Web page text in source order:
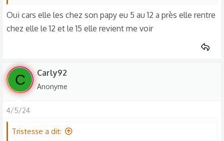
Oui cars elle les chez son papy eu 5 au 12 a près elle rentre
chez elle le 12 et le 15 elle revient me voir
C Carly92
Anonyme
4/5/24
Tristesse a dit: